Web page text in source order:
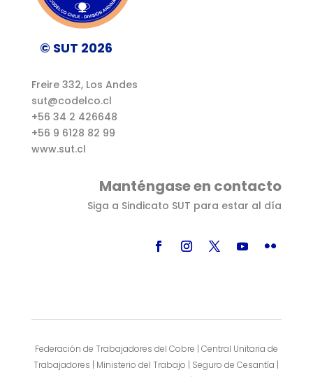
© SUT 2026
Freire 332, Los Andes
sut@codelco.cl
+56 34 2 426648
+56 9 6128 82 99
www.sut.cl
Manténgase en contacto
Siga a Sindicato SUT para estar al día
Federación de Trabajadores del Cobre | Central Unitaria de
Trabajadores | Ministerio del Trabajo | Seguro de Cesantía |